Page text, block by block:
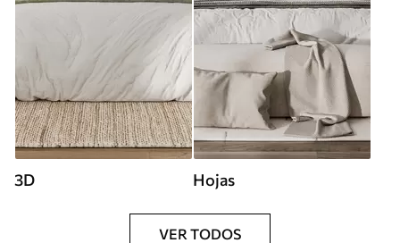
3D Hojas
VER TODOS